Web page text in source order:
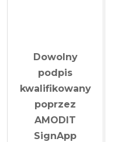
Dowolny
podpis
kwalifikowany
poprzez
AMODIT
SignApp